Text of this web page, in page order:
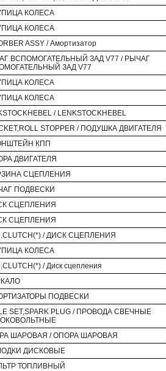
КОЛЕСА
КОЛЕСА
ASSY / Амортизатор
ВСПОМОГАТЕЛЬНЫЙ ЗАД V77 / РЫЧАГ
ЗАД V77
КОЛЕСА
КОЛЕСА
/ LENKSTOCKHEBEL
STOPPER / ПОДУШКА ДВИГАТЕЛЯ
КПП
ДВИГАТЕЛЯ
СЦЕПЛЕНИЯ
ПОДВЕСКИ
СЦЕПЛЕНИЯ
СЦЕПЛЕНИЯ
/ ДИСК СЦЕПЛЕНИЯ
КОЛЕСА
/ Диск сцепления
ПОДВЕСКИ
SET,SPARK PLUG / ПРОВОДА СВЕЧНЫЕ
ШАРОВАЯ / ОПОРА ШАРОВАЯ
ДИСКОВЫЕ
ТОПЛИВНЫЙ